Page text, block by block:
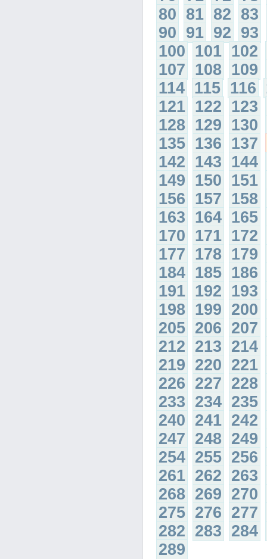
80 81 82 83
90 91 92 93
100 101 102
107 108 109
114 115 116
121 122 123
128 129 130
135 136 137
142 143 144
149 150 151
156 157 158
163 164 165
170 171 172
177 178 179
184 185 186
191 192 193
198 199 200
205 206 207
212 213 214
219 220 221
226 227 228
233 234 235
240 241 242
247 248 249
254 255 256
261 262 263
268 269 270
275 276 277
282 283 284
289